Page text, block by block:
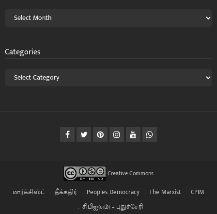
Categories
Creative Commons
மார்க்சிஸ்ட் தீக்கதிர் Peoples Democracy The Marxist
CPIM
சிபிஐ(எம்) – புதுச்சேரி